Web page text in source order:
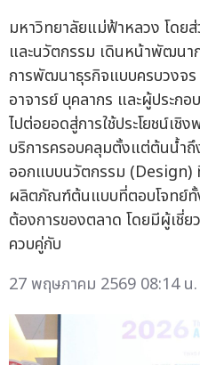
มหาวิทยาลัยแม่ฟ้าหลวง โด
และนวัตกรรม เดินหน้าพัฒนา
การพัฒนาธุรกิจแบบครบวงจ
อาจารย์ บุคลากร และผู้ประก
ไปต่อยอดสู่การใช้ประโยชน์เชิ
บริการครอบคลุมตั้งแต่ต้นน้ำถึ
ออกแบบนวัตกรรม
ผลิตภัณฑ์ต้นแบบที่ตอบโจทย์ทั้
ต้องการของตลาด โดยมีผู้เชี่
ควบคู่กับ
27 พฤษภาคม 2569 08:14 น.